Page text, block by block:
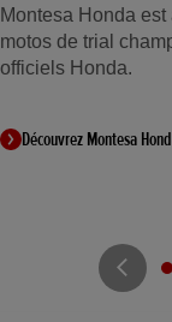
Montesa Honda
motos de trial
officiels Honda.
Découvrez Montesa